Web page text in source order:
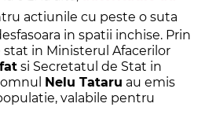
actiunile cu peste o suta
in spatii inchise. Prin
in Ministerul Afacerilor
si Secretatul de Stat in
Nelu Tataru au emis
valabile pentru